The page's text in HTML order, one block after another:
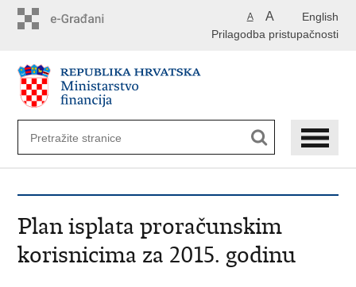
English
A A
Prilagodba pristupačnosti
Plan isplata proračunskim
korisnicima za 2015. godinu